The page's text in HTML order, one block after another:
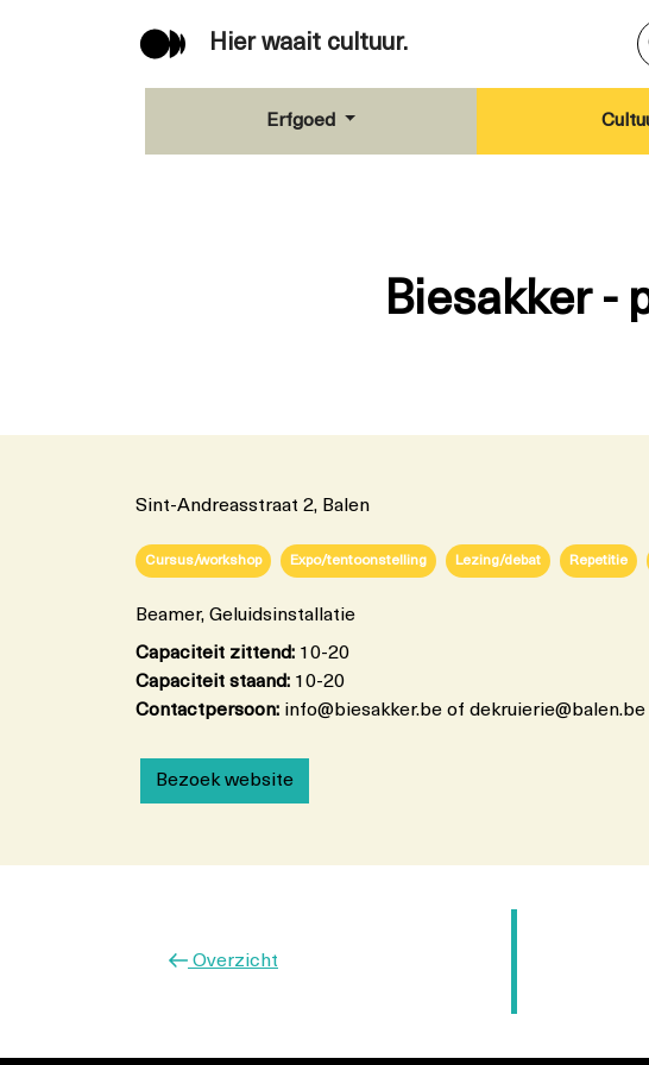
Hier waait cultuur.
Erfgoed
Biesakker -
Sint-Andreasstraat 2, Balen
Cursus/workshop Expo/tentoonstelling Lezing/debat Repetitie
Beamer, Geluidsinstallatie
Capaciteit zittend: 10-20
Capaciteit staand: 10-20
Contactpersoon: info@biesakker.be of
Bezoek website
VorigOverzicht